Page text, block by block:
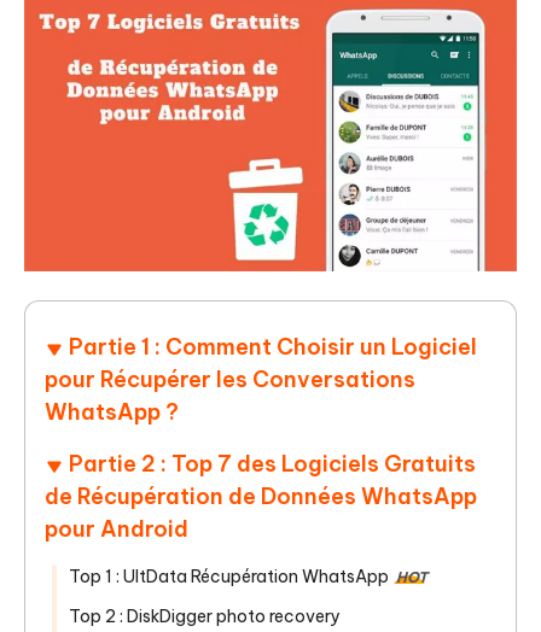
Partie 1 : Comment Choisir un Logiciel
pour Récupérer les Conversations
WhatsApp ?
Partie 2 : Top 7 des Logiciels Gratuits
de Récupération de Données WhatsApp
pour Android
Top 1 : UltData Récupération WhatsApp HOT
Top 2 : DiskDigger photo recovery